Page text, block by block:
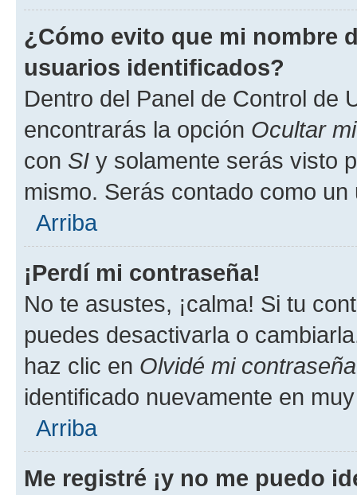
¿Cómo evito que mi nombre
usuarios identificados?
Dentro del Panel de Control de
encontrarás la opción Ocultar
con SI y solamente serás visto
mismo. Serás contado como un
Arriba
¡Perdí mi contraseña!
No te asustes, ¡calma! Si tu
puedes desactivarla o
haz clic en Olvidé mi contraseña
identificado nuevamente en
Arriba
Me registré ¡y no me puedo